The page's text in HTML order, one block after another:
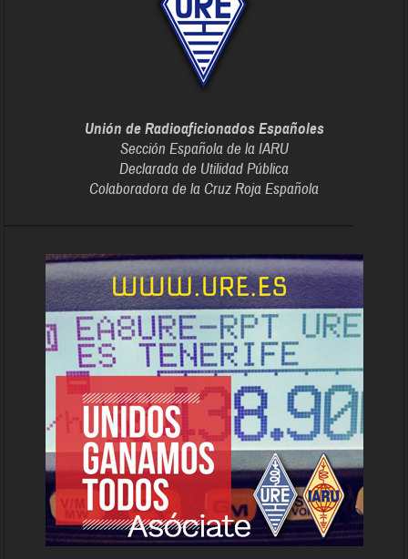
Unión de Radioaficionados Españoles
Sección Española de la IARU
Declarada de Utilidad Pública
Colaboradora de la Cruz Roja Española